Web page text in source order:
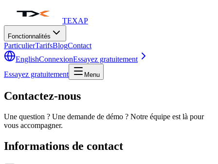
TEXAP
Fonctionnalités
ParticulierTarifsBlogContact
EnglishConnexionEssayez gratuitement
Essayez gratuitement
Menu
Contactez-nous
Une question ? Une demande de démo ? Notre équipe est là pour
vous accompagner.
Informations de contact